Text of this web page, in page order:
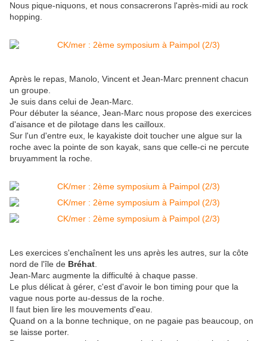
Nous pique-niquons, et nous consacrerons l'après-midi au rock
hopping.
Après le repas, Manolo, Vincent et Jean-Marc prennent chacun
un groupe.
Je suis dans celui de Jean-Marc.
Pour débuter la séance, Jean-Marc nous propose des exercices
d'aisance et de pilotage dans les cailloux.
Sur l'un d'entre eux, le kayakiste doit toucher une algue sur la
roche avec la pointe de son kayak, sans que celle-ci ne percute
bruyamment la roche.
Les exercices s'enchaînent les uns après les autres, sur la côte
nord de l'île de Bréhat
Jean-Marc augmente la difficulté à chaque passe.
Le plus délicat à gérer, c'est d'avoir le bon timing pour que la
vague nous porte au-dessus de la roche.
Il faut bien lire les mouvements d'eau.
Quand on a la bonne technique, on ne pagaie pas beaucoup, on
se laisse porter.